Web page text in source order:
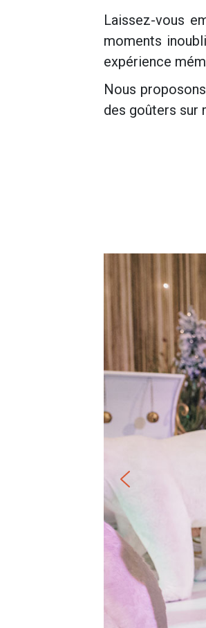
Laissez-vous
moments
expérience
Nous
des goûters sur